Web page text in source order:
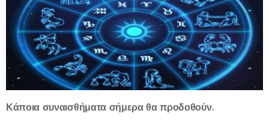
Κάποια συναισθήματα σήμερα θα προδοθούν.